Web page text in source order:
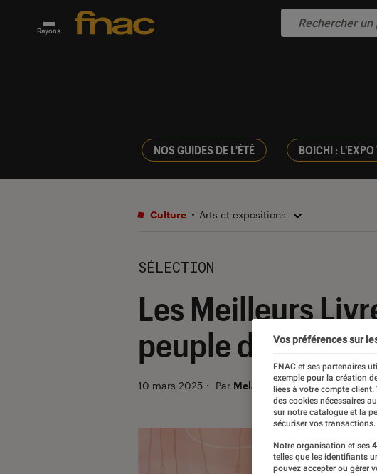
Rayons
NOS GUIDES DE L'ÉTÉ BOICHI : L'EXPO
Culture Arts et expositions
SÉLECTION
Les Meilleurs
peuple du soleil
10 mars 2025 ・ Par Melanie C.
Vos préférences sur
FNAC et ses partenaires
exemple pour la création
liées à votre compte
des cookies nécessaires
sur notre catalogue et la
sécuriser vos transactions.
Notre organisation et ses
telles que les identifiants
pouvez accepter ou gérer